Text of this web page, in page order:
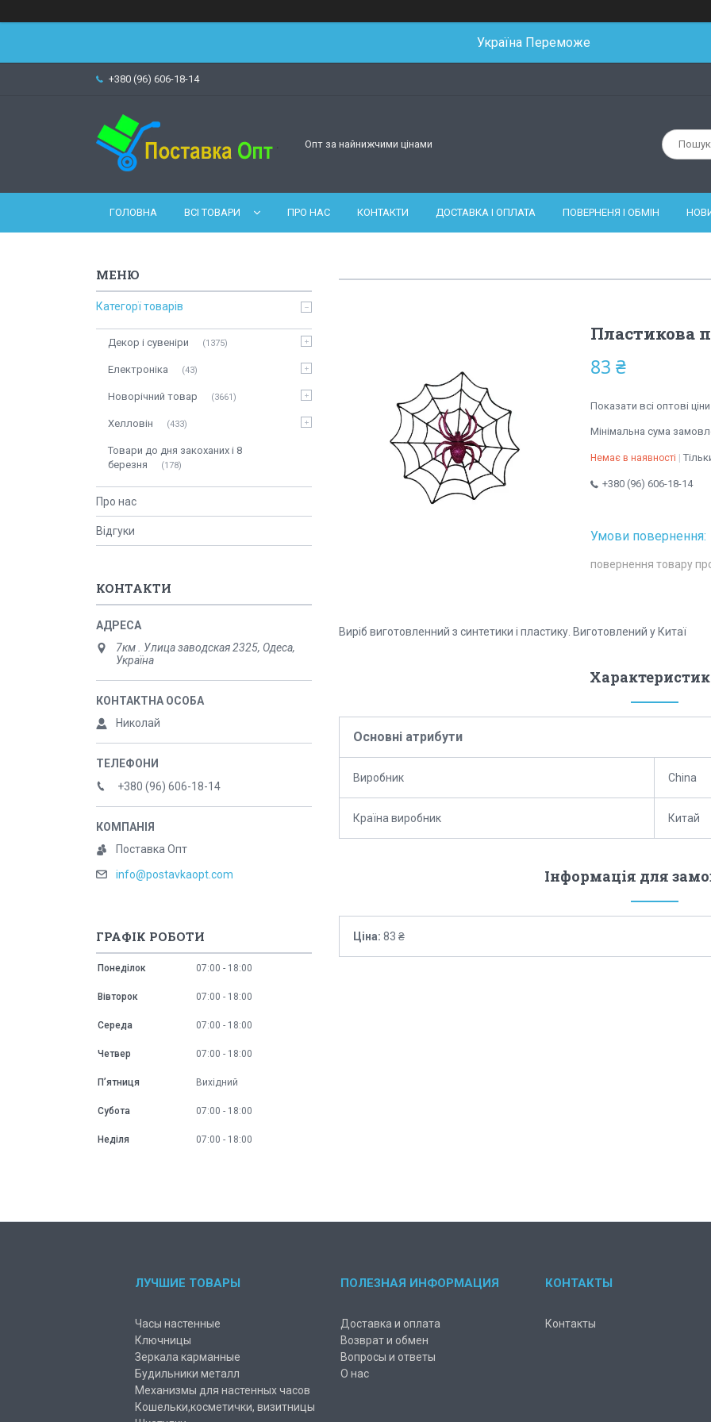
Україна Переможе
+380 (96) 606-18-14
Опт за найнижчими цінами
ГОЛОВНА ВСІ ТОВАРИ ПРО НАС КОНТАКТИ ДОСТАВКА І ОПЛАТА ПОВЕРНЕНЯ І ОБМІН
Пластикова
83 ₴
Показати всі оптові ціни
Мінімальна сума
Немає в наявності
+380 (96) 606-18-14
повернення товару
Виріб виготовленний з синтетики і пластику. Виготовлений у Китаї
Основні атрибути
Виробник China
Країна виробник Китай
Інформація для
Ціна: 83 ₴
Категорї товарів
Декор і сувеніри 1375
Електроніка 43
Новорічний товар 3661
Хелловін 433
Товари до дня закоханих і 8
березня
178
Про нас
Відгуки
КОНТАКТИ
7км . Улица заводская 2325, Одеса,
Україна
Николай
+380 (96) 606-18-14
Поставка Опт
info@postavkaopt.com
ГРАФІК РОБОТИ
Понеділок 07:00 18:00
Вівторок 07:00 18:00
Середа 07:00 18:00
Четвер 07:00 18:00
Пʼятниця Вихідний
Субота 07:00 18:00
Неділя 07:00 18:00
ЛУЧШИЕ ТОВАРЫ
Часы настенные
Ключницы
Зеркала карманные
Будильники металл
Механизмы для настенных часов
Кошельки,косметички, визитницы
ПОЛЕЗНАЯ ИНФОРМАЦИЯ
Доставка и оплата
Возврат и обмен
Вопросы и ответы
О нас
КОНТАКТЫ
Контакты